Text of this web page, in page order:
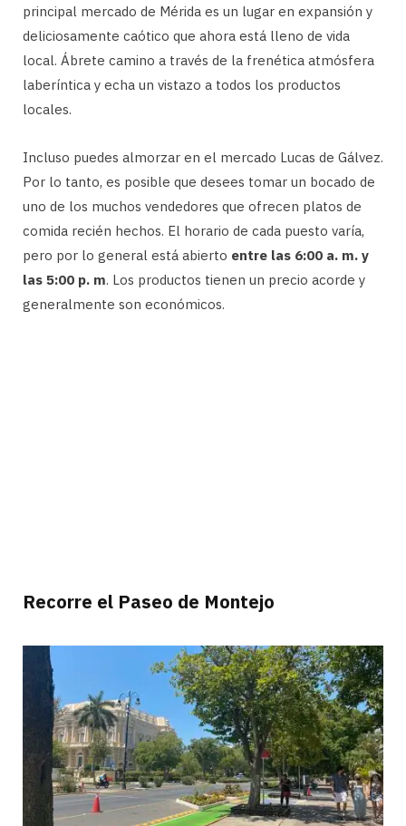
principal mercado de Mérida es un lugar en expansión y
deliciosamente caótico que ahora está lleno de vida
local. Ábrete camino a través de la frenética atmósfera
laberíntica y echa un vistazo a todos los productos
locales.
Incluso puedes almorzar en el mercado Lucas de Gálvez.
Por lo tanto, es posible que desees tomar un bocado de
uno de los muchos vendedores que ofrecen platos de
comida recién hechos. El horario de cada puesto varía,
pero por lo general está abierto entre las 6:00 a. m. y
las 5:00 p. m. Los productos tienen un precio acorde y
generalmente son económicos.
Recorre el Paseo de Montejo